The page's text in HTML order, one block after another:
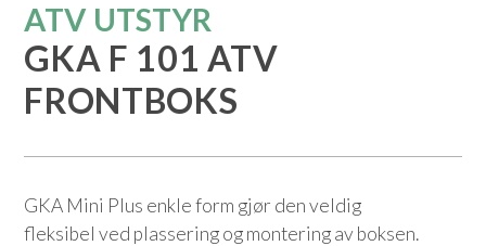
ATV UTSTYR
GKA F 101 ATV
FRONTBOKS
GKA Mini Plus enkle form gjør den veldig
fleksibel ved plassering og montering av boksen.